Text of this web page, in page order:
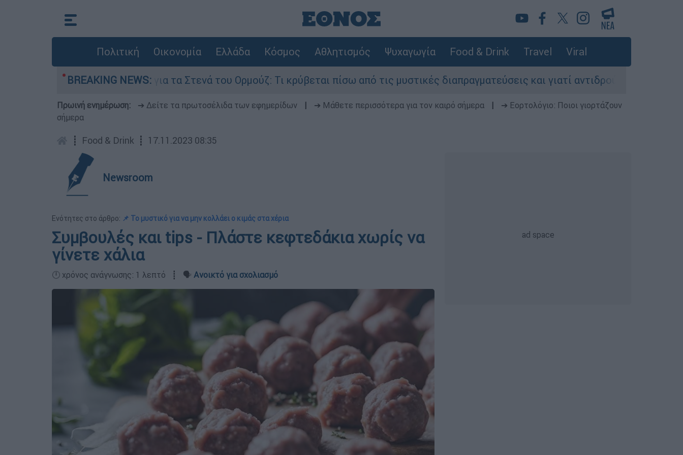
Πολιτική Οικονομία Ελλάδα Κόσμος Αθλητισμός Ψυχαγωγία Food & Drink Travel Viral
BREAKING NEWS:
Η μάχη για τα Στενά του Ορμούζ: Τι κρύβεται πίσω από τις μυστικές διαπραγματεύσεις και γιατί αντιδρούν οι ΗΠΑ
Πρωινή ενημέρωση: ➔ Δείτε τα πρωτοσέλιδα των εφημερίδων ➔ Μάθετε περισσότερα για τον καιρό σήμερα
➔ Εορτολόγιο: Ποιοι γιορτάζουν
σήμερα
┋ Food & Drink ┋ 17.11.2023 08:35
Newsroom
Ενότητες στο άρθρο: 📌 Το μυστικό για να μην κολλάει ο κιμάς στα χέρια
Συμβουλές και tips - Πλάστε κεφτεδάκια χωρίς να
γίνετε χάλια
🕛 χρόνος ανάγνωσης: 1 λεπτό ┋ 🗣️ Ανοικτό για σχολιασμό